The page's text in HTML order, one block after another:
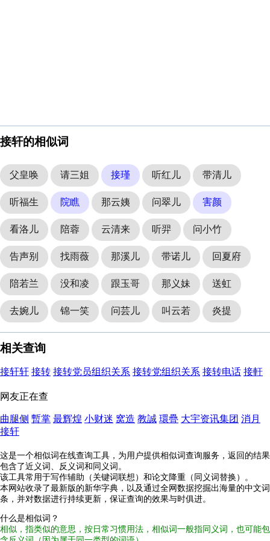
接轩的相似词
父皇唤 请三姐 接瑾 听红儿 带清儿
听福生 院瞧 那云姨 问翠儿 害颜
看洛儿 陪蓉 云清来 听羿 问小竹
告声别 找雨薇 那溪儿 带诺儿 回夏府
陪若兰 没和凌 跟玉哥 那义妹 送虹
去婉儿 锦一笑 问芸儿 叫云若 炎提
相关查询
接轩轩 接转 接转党员组织关系 接转党组织关系 接转电话 接軒
网友正在查
曲腿侧 暫掌 最辉煌 小财迷 窝造 教誠 環疊 大宇资讯集团 消月
接轩
这是一个相似词在线查询工具，为用户提供相似词查询服务，返回的结果
包含了近义词、反义词和同义词。
该工具常用于写作辅助（关键词联想）和论文降重（同义词替换）。
本网站收录了最新版的新华字典，以及通过全网数据挖掘出海量的中文词
条，并对数据进行持续更新，保证查询的效果与时俱进。
什么是相似词？
相似，指类似的意思，按日常习惯用法，相似词一般指同义词，也可能包